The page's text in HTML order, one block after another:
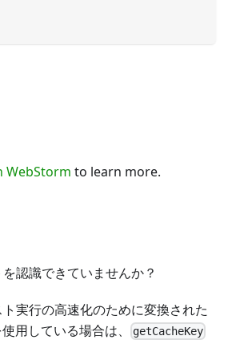
WebStorm to learn more.
認識できていませんか？
実行の高速化のために変換された
用している場合は、
getCacheKey